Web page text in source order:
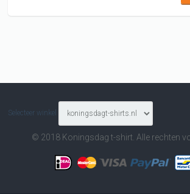
Selecteer winkel
© 2018 Koningsdag t-shirt. Alle rechten